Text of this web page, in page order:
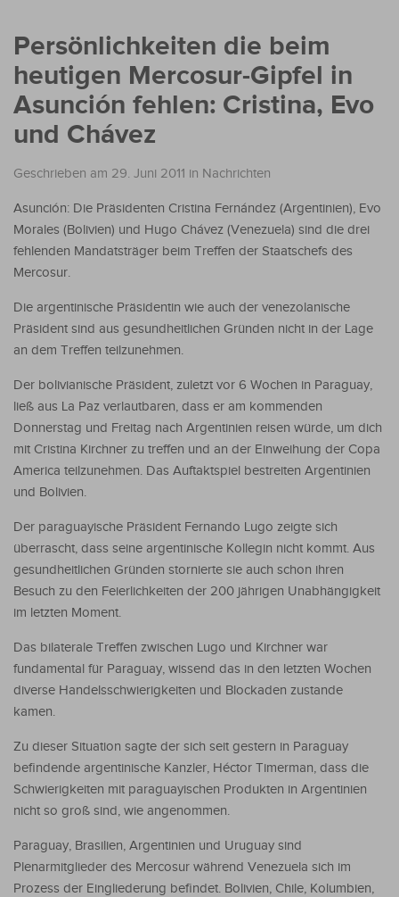
Persönlichkeiten die beim
heutigen Mercosur-Gipfel in
Asunción fehlen: Cristina, Evo
und Chávez
Geschrieben am 29. Juni 2011 in Nachrichten
Asunción: Die Präsidenten Cristina Fernández (Argentinien), Evo
Morales (Bolivien) und Hugo Chávez (Venezuela) sind die drei
fehlenden Mandatsträger beim Treffen der Staatschefs des
Mercosur.
Die argentinische Präsidentin wie auch der venezolanische
Präsident sind aus gesundheitlichen Gründen nicht in der Lage
an dem Treffen teilzunehmen.
Der bolivianische Präsident, zuletzt vor 6 Wochen in Paraguay,
ließ aus La Paz verlautbaren, dass er am kommenden
Donnerstag und Freitag nach Argentinien reisen würde, um dich
mit Cristina Kirchner zu treffen und an der Einweihung der Copa
America teilzunehmen. Das Auftaktspiel bestreiten Argentinien
und Bolivien.
Der paraguayische Präsident Fernando Lugo zeigte sich
überrascht, dass seine argentinische Kollegin nicht kommt. Aus
gesundheitlichen Gründen stornierte sie auch schon ihren
Besuch zu den Feierlichkeiten der 200 jährigen Unabhängigkeit
im letzten Moment.
Das bilaterale Treffen zwischen Lugo und Kirchner war
fundamental für Paraguay, wissend das in den letzten Wochen
diverse Handelsschwierigkeiten und Blockaden zustande
kamen.
Zu dieser Situation sagte der sich seit gestern in Paraguay
befindende argentinische Kanzler, Héctor Timerman, dass die
Schwierigkeiten mit paraguayischen Produkten in Argentinien
nicht so groß sind, wie angenommen.
Paraguay, Brasilien, Argentinien und Uruguay sind
Plenarmitglieder des Mercosur während Venezuela sich im
Prozess der Eingliederung befindet. Bolivien, Chile, Kolumbien,